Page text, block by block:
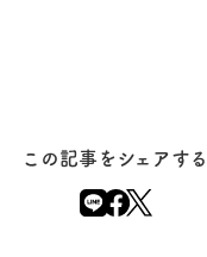
この記事をシェアする